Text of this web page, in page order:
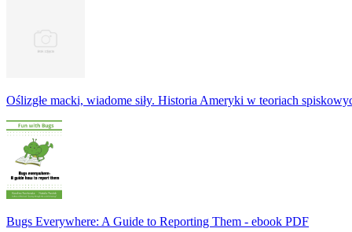
Oślizgłe macki, wiadome siły. Historia Ameryki w teoriach
Bugs Everywhere: A Guide to Reporting Them - ebook PDF